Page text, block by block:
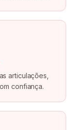
articulações,
confiança.